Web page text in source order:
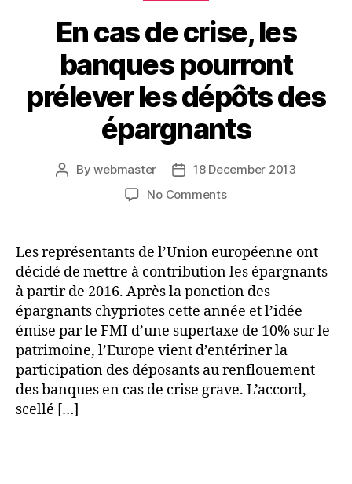
En cas de crise, les
banques pourront
prélever les dépôts des
épargnants
PostBywebmaster
Post18 December 2013
No Commentson
crise,
les
banques
pourront
prélever
les
dépôts
des
Les représentants de l’Union européenne ont
décidé de mettre à contribution les épargnants
à partir de 2016. Après la ponction des
épargnants chypriotes cette année et l’idée
émise par le FMI d’une supertaxe de 10% sur le
patrimoine, l’Europe vient d’entériner la
participation des déposants au renflouement
des banques en cas de crise grave. L’accord,
scellé […]